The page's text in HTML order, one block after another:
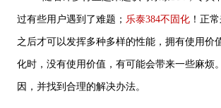
过有些用户遇到了难题； 乐泰384不固化！正
之后才可以发挥多种多样的性能，拥有使用价
化时，没有使用价值，有可能会带来一些麻烦
因，并找到合理的解决办法。